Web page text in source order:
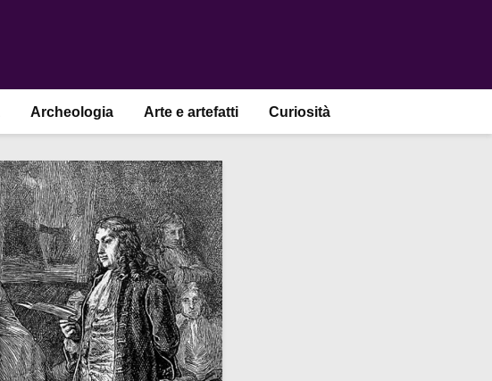
Archeologia Arte e artefatti Curiosità